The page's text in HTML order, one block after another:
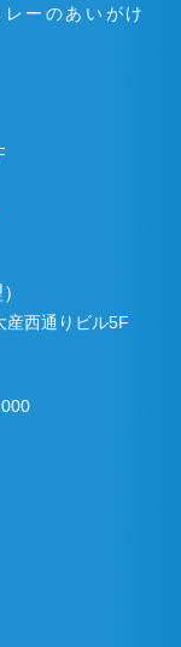
レーのあいがけ
産西通りビル5F